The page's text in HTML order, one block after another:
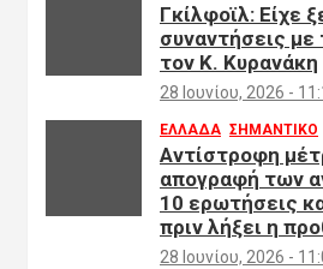
Γκίλφοϊλ: Είχε
συναντήσεις με
τον Κ. Κυρανάκη
28 Ιουνίου, 2026 -
ΕΛΛΑΔΑ ΣΗΜΑΝΤΙΚΟ
Αντίστροφη
απογραφή των
10 ερωτήσεις
πριν λήξει η
28 Ιουνίου, 2026 -